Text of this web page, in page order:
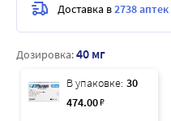
Дозировка:40 мг
В упаковке: 30
474.00₽
Доставка в2738 аптек